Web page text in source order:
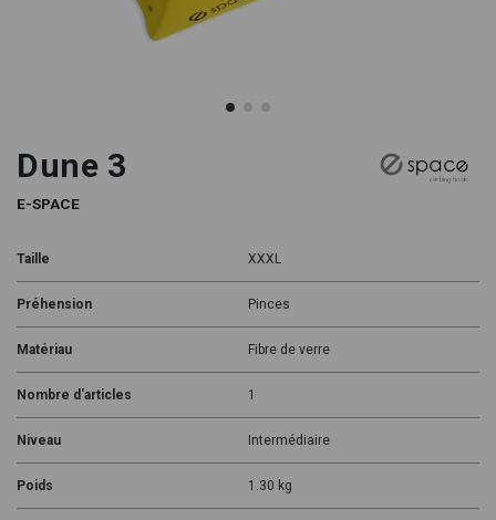
Dune 3
E-SPACE
Taille XXXL
Préhension Pinces
Matériau Fibre de verre
Nombre d'articles 1
Niveau Intermédiaire
Poids 1.30 kg